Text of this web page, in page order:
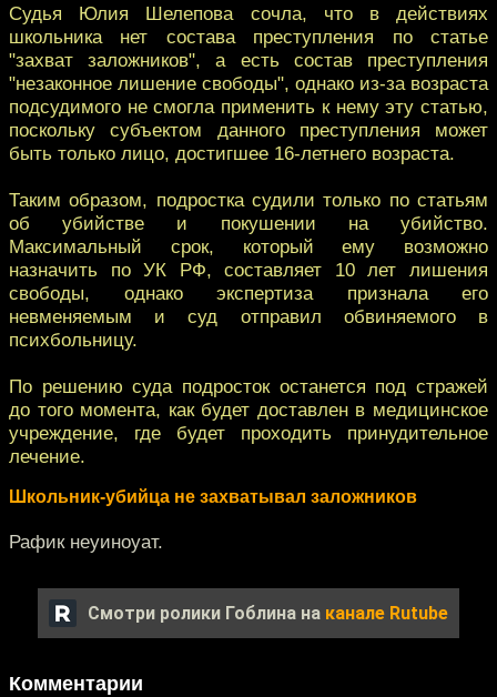
Судья Юлия Шелепова сочла, что в действиях
школьника нет состава преступления по статье
"захват заложников", а есть состав преступления
"незаконное лишение свободы", однако из-за возраста
подсудимого не смогла применить к нему эту статью,
поскольку субъектом данного преступления может
быть только лицо, достигшее 16-летнего возраста.
Таким образом, подростка судили только по статьям
об убийстве и покушении на убийство.
Максимальный срок, который ему возможно
назначить по УК РФ, составляет 10 лет лишения
свободы, однако экспертиза признала его
невменяемым и суд отправил обвиняемого в
психбольницу.
По решению суда подросток останется под стражей
до того момента, как будет доставлен в медицинское
учреждение, где будет проходить принудительное
лечение.
Школьник-убийца не захватывал заложников
Рафик неуиноуат.
Смотри ролики Гоблина на канале Rutube
Комментарии